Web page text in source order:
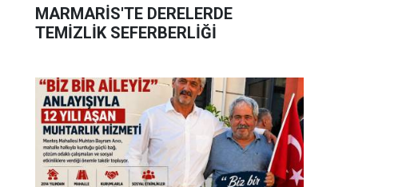
MARMARİS'TE DERELERDE
TEMİZLİK SEFERBERLİĞİ